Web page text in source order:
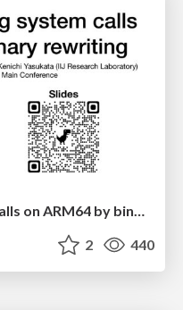
svc-hook: hooking system calls on ARM64 by binary rewriting
2 440